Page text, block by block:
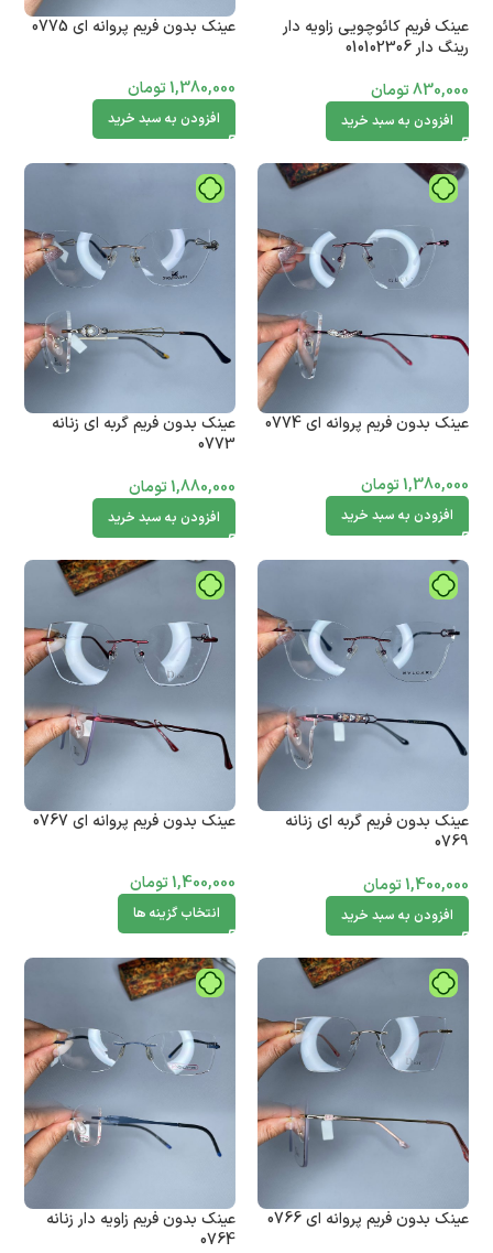
عینک فریم کائوچویی زاویه دار
رینگ دار 010102306
830,000تومان
افزودن به سبد خرید
عینک بدون فریم پروانه ای 0775
1,380,000تومان
افزودن به سبد خرید
عینک بدون فریم پروانه ای 0774
1,380,000تومان
افزودن به سبد خرید
عینک بدون فریم گربه ای زنانه
0773
1,880,000تومان
افزودن به سبد خرید
عینک بدون فریم گربه ای زنانه
0769
1,400,000تومان
افزودن به سبد خرید
عینک بدون فریم پروانه ای 0767
1,400,000تومان
انتخاب گزینه ها
عینک بدون فریم پروانه ای 0766
عینک بدون فریم زاویه دار زنانه
0764